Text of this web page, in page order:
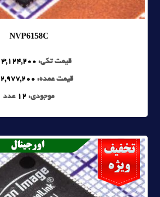
NVP6158C
قیمت تکی: 3,124,200
قیمت عمده: 2,977,200
موجودی: 12 عدد